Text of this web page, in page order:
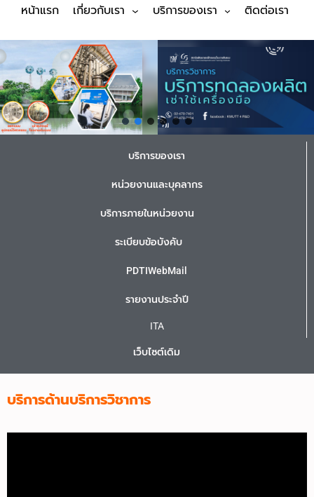
หน้าแรก เกี่ยวกับเรา บริการของเรา ติดต่อเรา
บริการของเรา
หน่วยงานและบุคลากร
บริการภายในหน่วยงาน
ระเบียบข้อบังคับ
PDTIWebMail
รายงานประจำปี
ITA
เว็บไซต์เดิม
บริการด้านบริการวิชาการ